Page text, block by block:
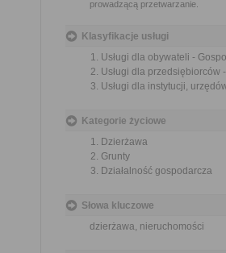
prowadzącą przetwarzanie.
Klasyfikacje usługi
Usługi dla obywateli -
Usługi dla
Usługi dla instytucji,
Kategorie życiowe
Dzierżawa
Grunty
Działalność gospodarcza
Słowa kluczowe
dzierżawa, nieruchomości